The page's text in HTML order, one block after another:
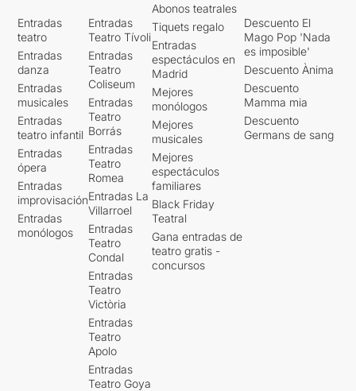
Entradas
teatro
Entradas
danza
Entradas
musicales
Entradas
teatro infantil
Entradas
ópera
Entradas
improvisación
Entradas
monólogos
Entradas
Teatro Tívoli
Entradas
Teatro
Coliseum
Entradas
Teatro
Borrás
Entradas
Teatro
Romea
Entradas La
Villarroel
Entradas
Teatro
Condal
Entradas
Teatro
Victòria
Entradas
Teatro
Apolo
Entradas
Teatro Goya
Abonos teatrales
Tiquets regalo
Entradas
espectáculos en
Madrid
Mejores
monólogos
Mejores
musicales
Mejores
espectáculos
familiares
Black Friday
Teatral
Gana entradas de
teatro gratis -
concursos
Descuento El
Mago Pop 'Nada
es imposible'
Descuento Ànima
Descuento
Mamma mia
Descuento
Germans de sang